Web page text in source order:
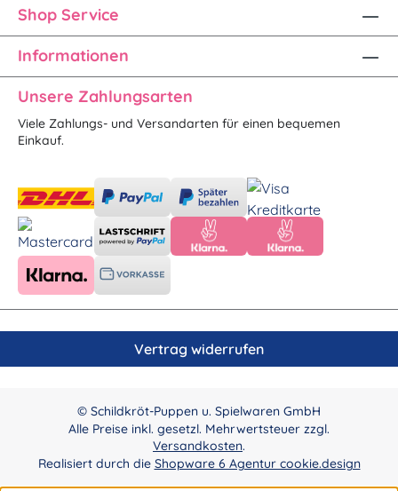
Shop Service
Informationen
Unsere Zahlungsarten
Viele Zahlungs- und Versandarten für einen bequemen
Einkauf.
Vertrag widerrufen
© Schildkröt-Puppen u. Spielwaren GmbH
Alle Preise inkl. gesetzl. Mehrwertsteuer zzgl.
Versandkosten.
Realisiert durch die Shopware 6 Agentur cookie.design